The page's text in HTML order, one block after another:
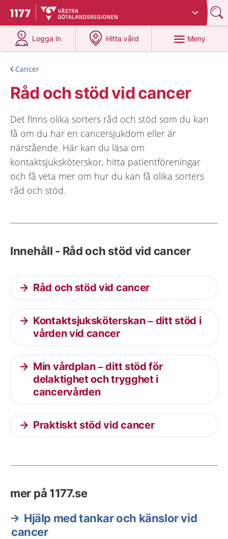
Till startsidan för 1177
Du har valt region
Logga in
på 1177.se
Hitta vård
på 1177.se
Meny
Cancer
Råd och stöd vid cancer
Det finns olika sorters råd och stöd som du kan
få om du har en cancersjukdom eller är
närstående. Här kan du läsa om
kontaktsjuksköterskor, hitta patientföreningar
och få veta mer om hur du kan få olika sorters
råd och stöd.
Innehåll - Råd och stöd vid cancer
Råd och stöd vid cancer
Kontaktsjuksköterskan – ditt stöd i
vården vid cancer
Min vårdplan – ditt stöd för
delaktighet och trygghet i
cancervården
Praktiskt stöd vid cancer
mer på 1177.se
Hjälp med tankar och känslor vid
cancer